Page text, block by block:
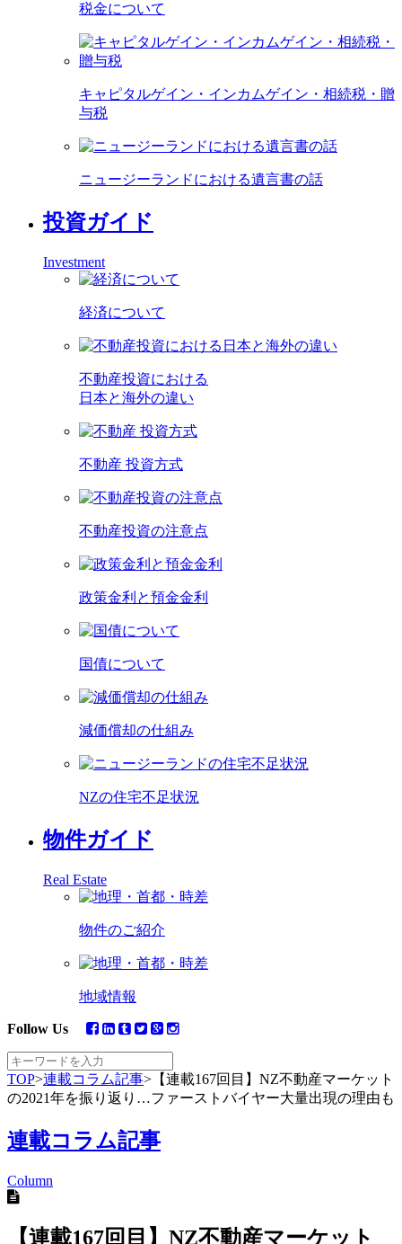
税金について
キャピタルゲイン・インカムゲイン・相続税・贈
与税
ニュージーランドにおける遺言書の話
投資ガイド
Investment
経済について
不動産投資における
日本と海外の違い
不動産 投資方式
不動産投資の注意点
政策金利と預金金利
国債について
減価償却の仕組み
NZの住宅不足状況
物件ガイド
Real Estate
物件のご紹介
地域情報
Follow Us
TOP>連載コラム記事> 【連載167回目】NZ不動産マーケット
の2021年を振り返り…ファーストバイヤー大量出現の理由も
連載コラム記事
Column
【連載167回目】NZ不動産マーケット